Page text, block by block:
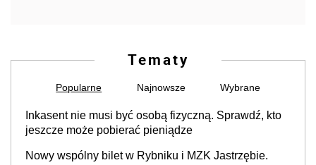
Tematy
Popularne Najnowsze Wybrane
Inkasent nie musi być osobą fizyczną. Sprawdź, kto
jeszcze może pobierać pieniądze
Nowy wspólny bilet w Rybniku i MZK Jastrzębie.